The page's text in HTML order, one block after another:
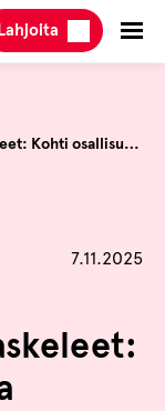
Lahjoita
Blogi: Verkostoitumisen askeleet: Kohti osallisuutta ja yhteenkuuluvuutta
Julkaistu
7.11.2025